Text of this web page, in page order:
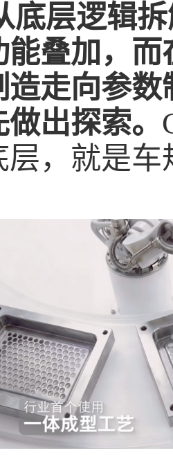
底层逻辑
能叠加，
造走向参
出探索。
层，就是